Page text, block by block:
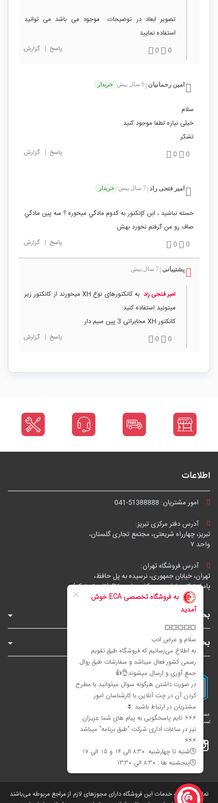
تصویر ابعاد در توضیحات موجود می باشد می توانید
استفاده نمایید
0
0 پاسخ | گزارش
امين رحمانيان | 6 سال پیش خریدار
سلام
خیلی نیازه لطفا موجود کنید.
تشکر
0
0 پاسخ | گزارش
امیر فتحی راد | 7 سال پیش خریدار
خسته نباشيد ، ابن كإنكتور به كدوم مادگي ميخوره ؟ سه پين مادگي
صاف رو من گرفتم نخورد بهش
0
0 پاسخ | گزارش
پشتیبانی | 7 سال پیش
امیر فتحی راد
به کانکتورهای نوع XH میخورند از کانکتور زیر
میتونید استفاده کنید:
کانکتور XH مخابراتی 3 پین سیم دار
0
0 پاسخ | گزارش
اطلاعات
امور مشتریان: 041-51388888
آدرس دفتر مرکزی تبریز:
تبریز، چهارراه شریعتی، مجتمع تجاری گلستان،
واحد ۷
آدرس فروشگاه تهران:
تهران، خیابان جمهوری، نرسیده به پل حافظ،
پاساژ توکل، طبقه زیرهمکف، واحد B6 (تاپ ترونیک)
بخش‌های فروشگاه
بخش‌های سایت
اینستاگرام
تمامی کالاها و خدمات این فروشگاه دارای مجوز‌های لازم از مراجع مربوطه می‌باشند